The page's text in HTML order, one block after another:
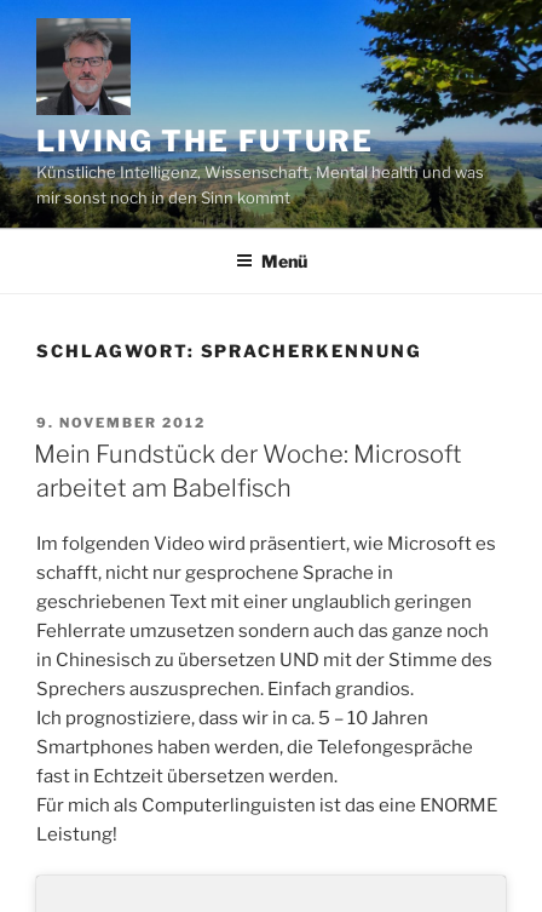
Zum
Inhalt
springen
LIVING THE FUTURE
Künstliche Intelligenz, Wissenschaft, Mental health und was
mir sonst noch in den Sinn kommt
Menü
SCHLAGWORT: SPRACHERKENNUNG
VERÖFFENTLICHT
AM
9. NOVEMBER 2012
Mein Fundstück der Woche: Microsoft
arbeitet am Babelfisch
Im folgenden Video wird präsentiert, wie Microsoft es
schafft, nicht nur gesprochene Sprache in
geschriebenen Text mit einer unglaublich geringen
Fehlerrate umzusetzen sondern auch das ganze noch
in Chinesisch zu übersetzen UND mit der Stimme des
Sprechers auszusprechen. Einfach grandios.
Ich prognostiziere, dass wir in ca. 5 – 10 Jahren
Smartphones haben werden, die Telefongespräche
fast in Echtzeit übersetzen werden.
Für mich als Computerlinguisten ist das eine ENORME
Leistung!